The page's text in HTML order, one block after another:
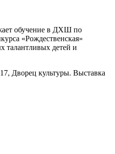
обучение в ДХШ по
«Рождественская»
талантливых детей и
Дворец культуры. Выставка